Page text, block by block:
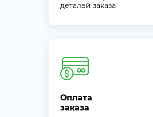
деталей заказа
Оплата
заказа